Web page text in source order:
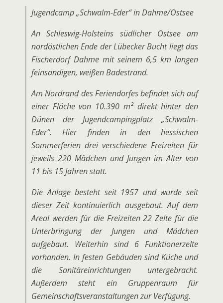
Jugendcamp „Schwalm-Eder“ in Dahme/Ostsee
An Schleswig-Holsteins südlicher Ostsee am
nordöstlichen Ende der Lübecker Bucht liegt das
Fischerdorf Dahme mit seinem 6,5 km langen
feinsandigen, weißen Badestrand.
Am Nordrand des Feriendorfes befindet sich auf
einer Fläche von 10.390 m² direkt hinter den
Dünen der Jugendcampingplatz „Schwalm-
Eder“. Hier finden in den hessischen
Sommerferien drei verschiedene Freizeiten für
jeweils 220 Mädchen und Jungen im Alter von
11 bis 15 Jahren statt.
Die Anlage besteht seit 1957 und wurde seit
dieser Zeit kontinuierlich ausgebaut. Auf dem
Areal werden für die Freizeiten 22 Zelte für die
Unterbringung der Jungen und Mädchen
aufgebaut. Weiterhin sind 6 Funktionerzelte
vorhanden. In festen Gebäuden sind Küche und
die Sanitäreinrichtungen untergebracht.
Außerdem steht ein Gruppenraum für
Gemeinschaftsveranstaltungen zur Verfügung.